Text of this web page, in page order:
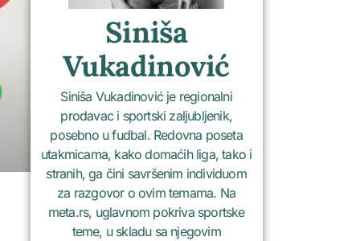
Siniša
Vukadinović
Siniša Vukadinović je regionalni
prodavac i sportski zaljubljenik,
posebno u fudbal. Redovna poseta
utakmicama, kako domaćih liga, tako i
stranih, ga čini savršenim individuom
za razgovor o ovim temama. Na
meta.rs, uglavnom pokriva sportske
teme, u skladu sa njegovim